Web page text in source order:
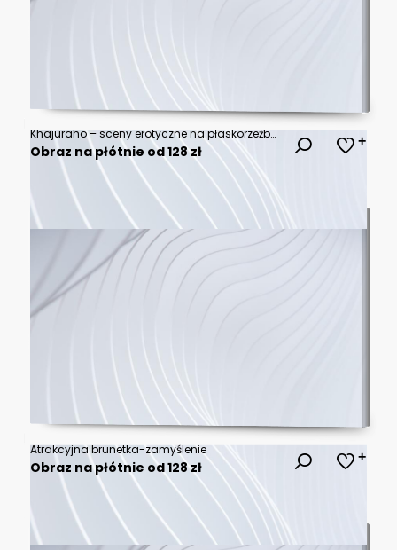
Khajuraho – sceny erotyczne na płaskorzeżbach świątynnych, Indie
Obraz na płótnie od 128 zł
Atrakcyjna brunetka-zamyślenie
Obraz na płótnie od 128 zł